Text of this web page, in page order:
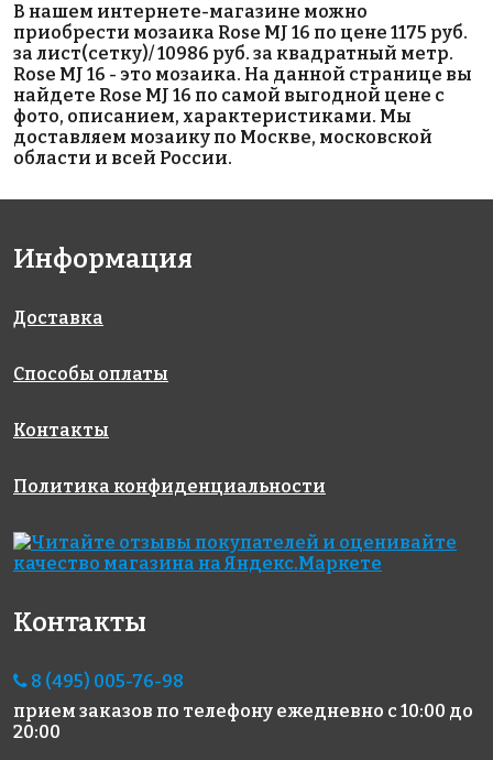
JNJ C-JB 32
327x327
Golden Effect
HP28-15
327x327
Golden Effect
GD 16179
327x327
4503 руб./м²
327x327
5883 руб./м²
8858 руб./м²
Rose CWJ
Golden Effect
5883 руб./м²
Rose AJ 85+6
327x327
В нашем интернете-магазине можно
приобрести мозаика Rose MJ 16 по цене 1175 руб.
за лист(сетку)/ 10986 руб. за квадратный метр.
Rose MJ 16 - это мозаика. На данной странице вы
найдете Rose MJ 16 по самой выгодной цене с
фото, описанием, характеристиками. Мы
доставляем мозаику по Москве, московской
области и всей России.
Информация
Доставка
Способы оплаты
Контакты
Политика конфиденциальности
Контакты
8 (495) 005-76-98
прием заказов по телефону ежедневно с 10:00 до
20:00